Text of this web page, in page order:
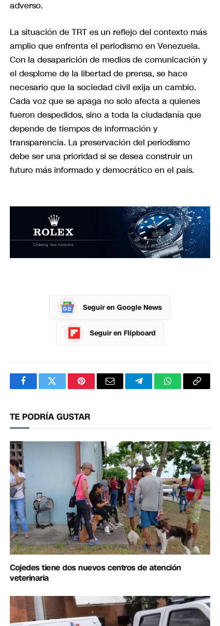
adverso.
La situación de TRT es un reflejo del contexto más
amplio que enfrenta el periodismo en Venezuela.
Con la desaparición de medios de comunicación y
el desplome de la libertad de prensa, se hace
necesario que la sociedad civil exija un cambio.
Cada voz que se apaga no solo afecta a quienes
fueron despedidos, sino a toda la ciudadanía que
depende de tiempos de información y
transparencia. La preservación del periodismo
debe ser una prioridad si se desea construir un
futuro más informado y democrático en el país.
Seguir en Google News
Seguir en Flipboard
FacebookTwitterPinterestCorreoTelegramWhatsApp
TE PODRÍA GUSTAR
Cojedes tiene dos nuevos centros de atención
veterinaria